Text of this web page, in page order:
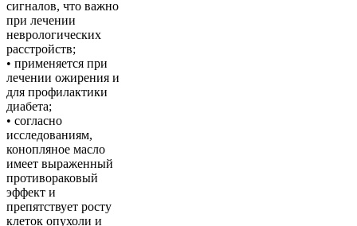
сигналов, что важно
при лечении
неврологических
расстройств;
• применяется при
лечении ожирения и
для профилактики
диабета;
• согласно
исследованиям,
конопляное масло
имеет выраженный
противораковый
эффект и
препятствует росту
клеток опухоли и